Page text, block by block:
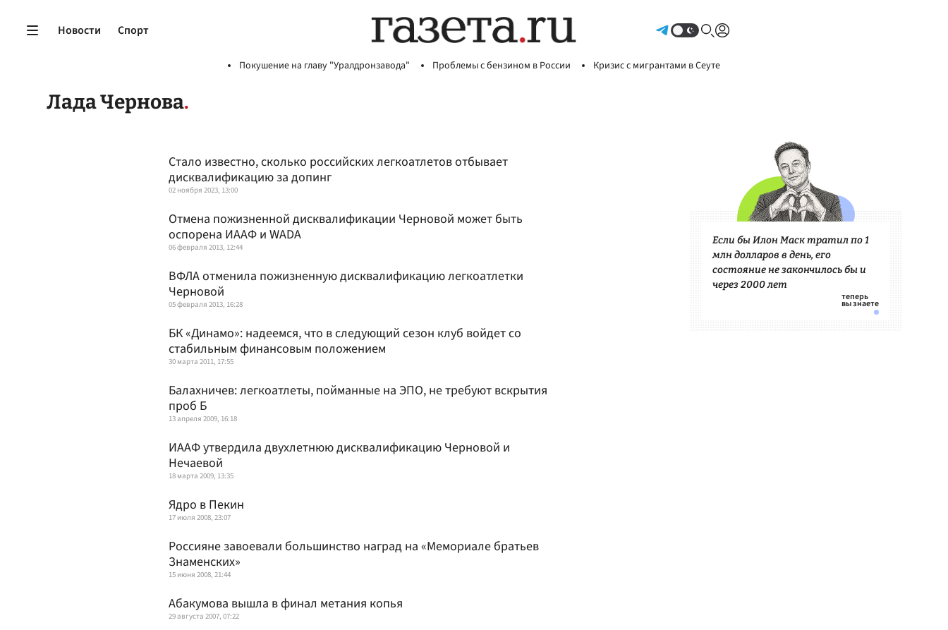
Новости Спорт
Покушение на главу "Уралдронзавода" Проблемы с бензином в России Кризис с мигрантами в Сеуте
Лада Чернова
Стало известно, сколько российских легкоатлетов отбывает
дисквалификацию за допинг
02 ноября 2023, 13:00
Отмена пожизненной дисквалификации Черновой может быть
оспорена ИААФ и WADA
06 февраля 2013, 12:44
ВФЛА отменила пожизненную дисквалификацию легкоатлетки
Черновой
05 февраля 2013, 16:28
БК «Динамо»: надеемся, что в следующий сезон клуб войдет со
стабильным финансовым положением
30 марта 2011, 17:55
Балахничев: легкоатлеты, пойманные на ЭПО, не требуют вскрытия
проб Б
13 апреля 2009, 16:18
ИААФ утвердила двухлетнюю дисквалификацию Черновой и
Нечаевой
18 марта 2009, 13:35
Ядро в Пекин
17 июля 2008, 23:07
Россияне завоевали большинство наград на «Мемориале братьев
Знаменских»
15 июня 2008, 21:44
Абакумова вышла в финал метания копья
29 августа 2007, 07:22
Если бы Илон Маск тратил по 1
млн долларов в день, его
состояние не закончилось бы и
через 2000 лет